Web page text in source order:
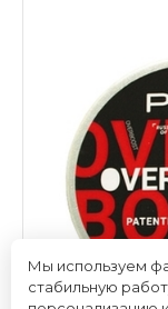
Мы используем
стабильную